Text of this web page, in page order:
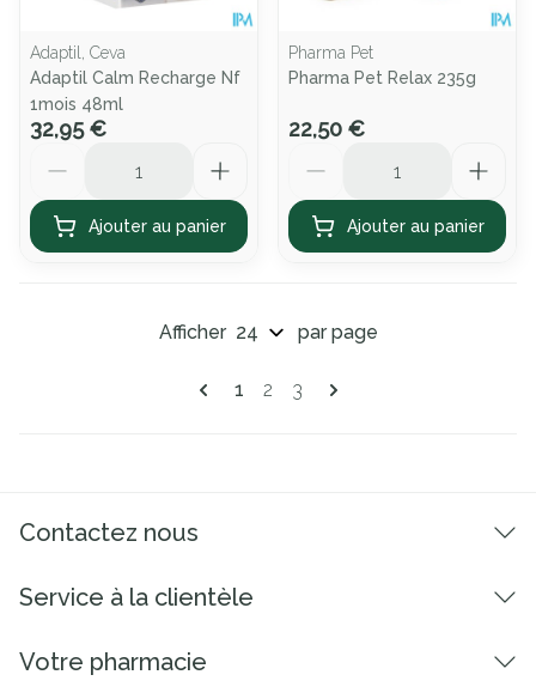
Adaptil, Ceva
Adaptil Calm Recharge Nf
1mois 48ml
32,95 €
Ajouter au panier
Pharma Pet
Pharma Pet Relax 235g
22,50 €
Ajouter au panier
Pages
Vous lisez actuellement la page
1 Page
2 Page
3
Afficher par page
Contactez nous
Service à la clientèle
Votre pharmacie